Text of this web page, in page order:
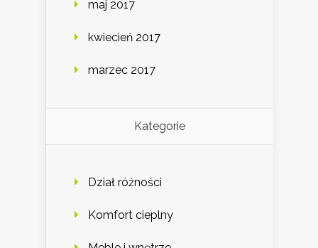
maj 2017
kwiecień 2017
marzec 2017
Kategorie
Dział różności
Komfort cieplny